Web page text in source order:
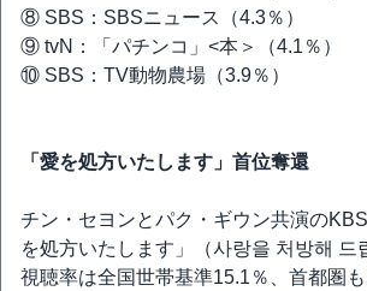
⑧ SBS：SBSニュース（4.3％）
⑨ tvN：「パチンコ」<本＞（4.1％）
⑩ SBS：TV動物農場（3.9％）
「愛を処方いたします」首位奪還
チン・セヨンとパク・ギウン共演の
を処方いたします」（사랑을 처방해 드
視聴率は全国世帯基準15.1％、首都圏